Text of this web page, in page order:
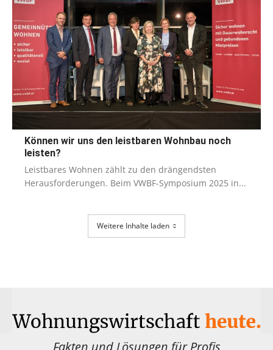
Können wir uns den leistbaren Wohnbau noch
leisten?
Leistbares Wohnen zählt zu den drängendsten
Herausforderungen. Beim VWBF-Symposium 2025 in...
Weitere Inhalte laden